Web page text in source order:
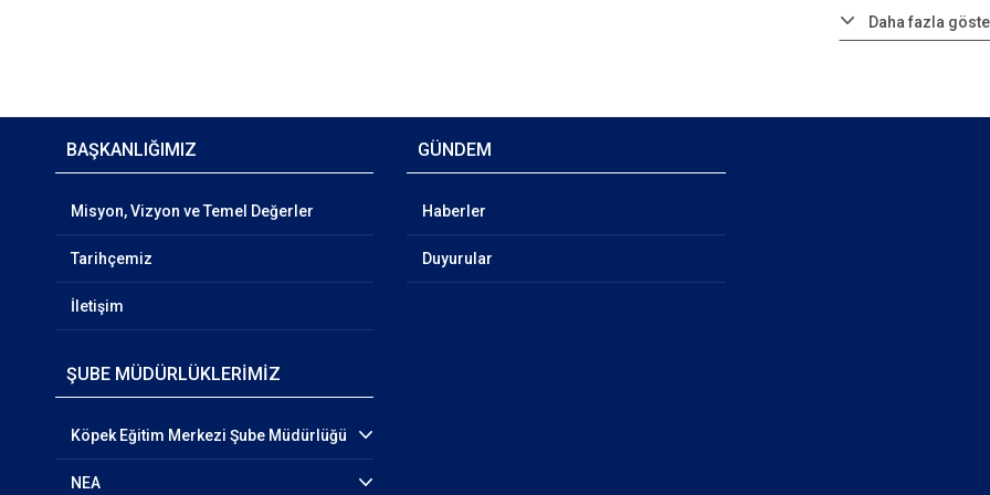
Daha fazla
BAŞKANLIĞIMIZ
Misyon, Vizyon ve Temel Değerler
Tarihçemiz
İletişim
ŞUBE MÜDÜRLÜKLERİMİZ
Köpek Eğitim Merkezi Şube Müdürlüğü
NEA
GÜNDEM
Haberler
Duyurular